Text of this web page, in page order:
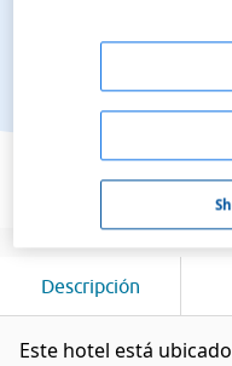
Descripción
Este hotel está